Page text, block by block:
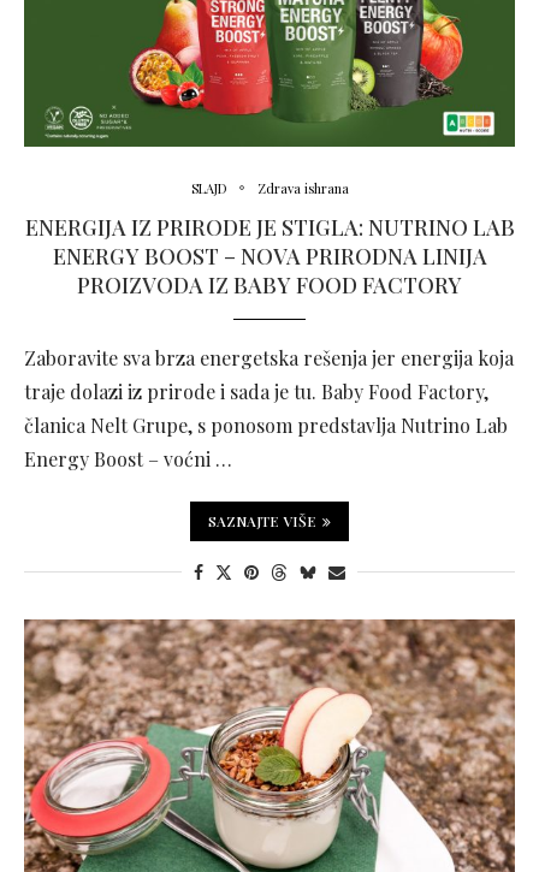
SLAJD Zdrava ishrana
ENERGIJA IZ PRIRODE JE STIGLA: NUTRINO LAB
ENERGY BOOST – NOVA PRIRODNA LINIJA
PROIZVODA IZ BABY FOOD FACTORY
Zaboravite sva brza energetska rešenja jer energija koja
traje dolazi iz prirode i sada je tu. Baby Food Factory,
članica Nelt Grupe, s ponosom predstavlja Nutrino Lab
Energy Boost – voćni …
SAZNAJTE VIŠE